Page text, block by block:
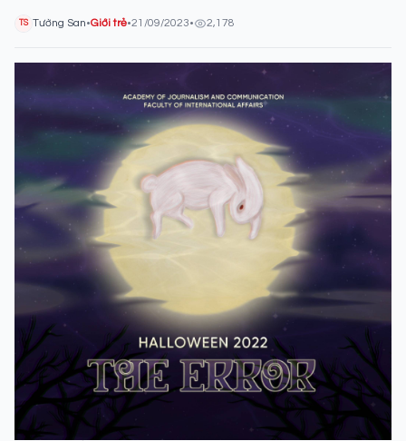
TS Tường San•Giới trẻ•21/09/2023• 2,178